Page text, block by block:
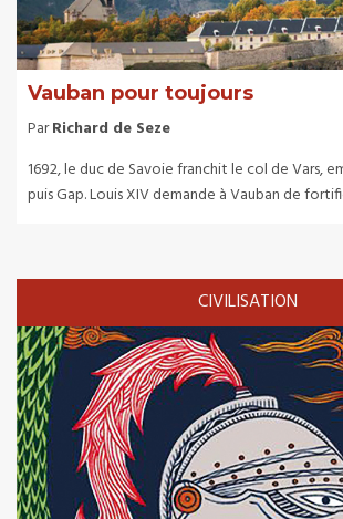
Vauban pour toujours
ParRichard de Seze
1692, le duc de Savoie franchit le col de Vars,
puis Gap. Louis XIV demande à Vauban de
CIVILISATION